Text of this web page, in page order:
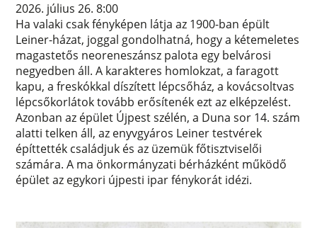
2026. július 26. 8:00
Ha valaki csak fényképen látja az 1900-ban épült
Leiner-házat, joggal gondolhatná, hogy a kétemeletes
magastetős neoreneszánsz palota egy belvárosi
negyedben áll. A karakteres homlokzat, a faragott
kapu, a freskókkal díszített lépcsőház, a kovácsoltvas
lépcsőkorlátok tovább erősítenék ezt az elképzelést.
Azonban az épület Újpest szélén, a Duna sor 14. szám
alatti telken áll, az enyvgyáros Leiner testvérek
építtették családjuk és az üzemük főtisztviselői
számára. A ma önkormányzati bérházként működő
épület az egykori újpesti ipar fénykorát idézi.